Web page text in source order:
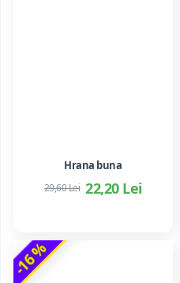
Hrana buna
22,20 Lei
29,60 Lei
-16 %